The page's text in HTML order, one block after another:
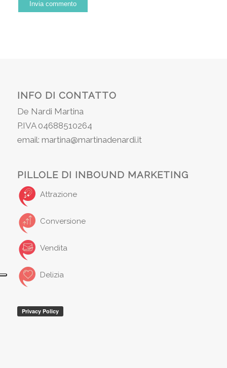
INFO DI CONTATTO
De Nardi Martina
P.IVA 04688510264
email: martina@martinadenardi.it
PILLOLE DI INBOUND MARKETING
Attrazione
Conversione
Vendita
Delizia